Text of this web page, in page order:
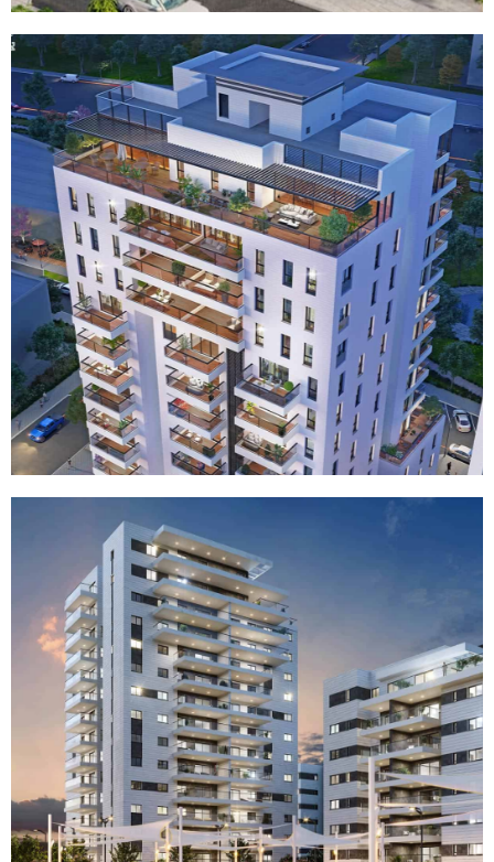
פרויקט
טרסה בכרמיאל
לדף הפרויקט
פרויקט מגדלי הנשיא בנהריה
לדף הפרויקט